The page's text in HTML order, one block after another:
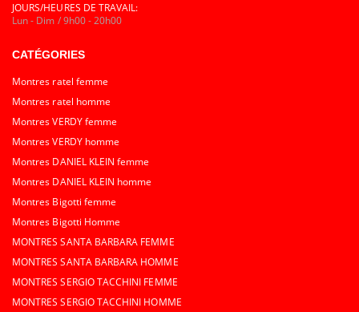
JOURS/HEURES DE TRAVAIL:
Lun - Dim / 9h00 - 20h00
CATÉGORIES
Montres ratel femme
Montres ratel homme
Montres VERDY femme
Montres VERDY homme
Montres DANIEL KLEIN femme
Montres DANIEL KLEIN homme
Montres Bigotti femme
Montres Bigotti Homme
MONTRES SANTA BARBARA FEMME
MONTRES SANTA BARBARA HOMME
MONTRES SERGIO TACCHINI FEMME
MONTRES SERGIO TACCHINI HOMME